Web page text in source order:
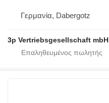
Γερμανία, Dabergotz
3p Vertriebsgesellschaft mbH